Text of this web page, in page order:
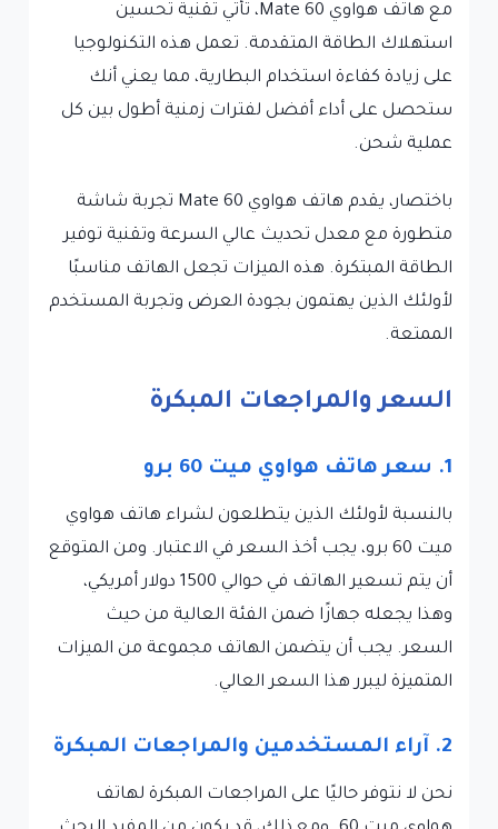
مع هاتف هواوي Mate 60، تأتي تقنية تحسين
استهلاك الطاقة المتقدمة. تعمل هذه التكنولوجيا
على زيادة كفاءة استخدام البطارية، مما يعني أنك
ستحصل على أداء أفضل لفترات زمنية أطول بين كل
عملية شحن.
باختصار، يقدم هاتف هواوي Mate 60 تجربة شاشة
متطورة مع معدل تحديث عالي السرعة وتقنية توفير
الطاقة المبتكرة. هذه الميزات تجعل الهاتف مناسبًا
لأولئك الذين يهتمون بجودة العرض وتجربة المستخدم
الممتعة.
السعر والمراجعات المبكرة
1. سعر هاتف هواوي ميت 60 برو
بالنسبة لأولئك الذين يتطلعون لشراء هاتف هواوي
ميت 60 برو، يجب أخذ السعر في الاعتبار. ومن المتوقع
أن يتم تسعير الهاتف في حوالي 1500 دولار أمريكي،
وهذا يجعله جهازًا ضمن الفئة العالية من حيث
السعر. يجب أن يتضمن الهاتف مجموعة من الميزات
المتميزة ليبرر هذا السعر العالي.
2. آراء المستخدمين والمراجعات المبكرة
نحن لا نتوفر حاليًا على المراجعات المبكرة لهاتف